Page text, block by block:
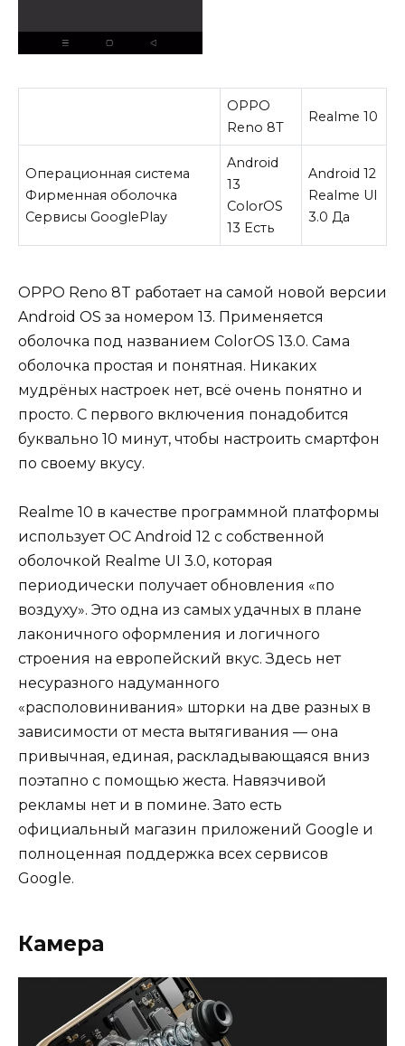
OPPO
Reno 8T
Realme 10
Операционная система
Фирменная оболочка
Сервисы GooglePlay
Android
13
ColorOS
13 Есть
Android 12
Realme UI
3.0 Да
OPPO Reno 8T работает на самой новой версии
Android OS за номером 13. Применяется
оболочка под названием ColorOS 13.0. Сама
оболочка простая и понятная. Никаких
мудрёных настроек нет, всё очень понятно и
просто. С первого включения понадобится
буквально 10 минут, чтобы настроить смартфон
по своему вкусу.
Realme 10 в качестве программной платформы
использует ОС Android 12 с собственной
оболочкой Realme UI 3.0, которая
периодически получает обновления «по
воздуху». Это одна из самых удачных в плане
лаконичного оформления и логичного
строения на европейский вкус. Здесь нет
несуразного надуманного
«располовинивания» шторки на две разных в
зависимости от места вытягивания — она
привычная, единая, раскладывающаяся вниз
поэтапно с помощью жеста. Навязчивой
рекламы нет и в помине. Зато есть
официальный магазин приложений Google и
полноценная поддержка всех сервисов
Google.
Камера